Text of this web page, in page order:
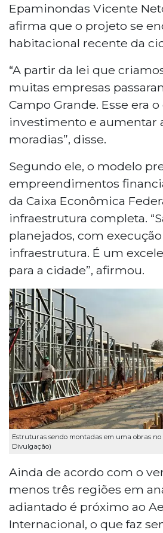
Epaminondas Vicente
afirma que o projeto se
habitacional recente da
“A partir da lei que
muitas empresas
Campo Grande. Esse era
investimento e aumentar
moradias”, disse.
Segundo ele, o modelo
empreendimentos
da Caixa Econômica
infraestrutura completa.
planejados, com
infraestrutura. É um
para a cidade”, afirmou.
Estruturas sendo montadas em uma obras no
Divulgação)
Ainda de acordo com o
menos três regiões em
adiantado é próximo ao
Internacional, o que faz